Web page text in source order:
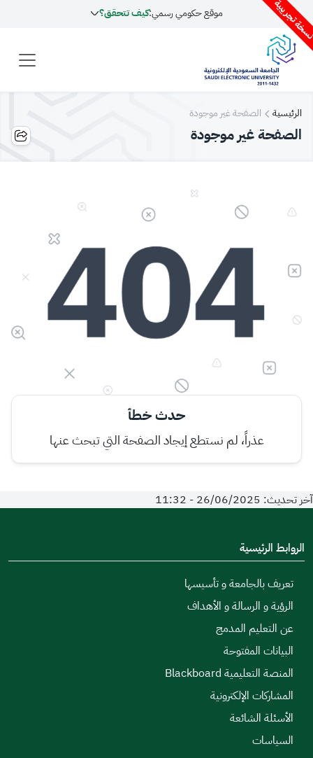
تجريبية موقع حكومي رسمي:كيف تتحقق؟
الرئيسية الصفحة غير موجودة
الصفحة غير موجودة
حدث خطأ
عذراً، لم نستطع إيجاد الصفحة التي تبحث عنها
آخر تحديث: 26/06/2025 - 11:32
الروابط الرئيسية
تعريف بالجامعة و تأسيسها
الرؤية و الرسالة و الأهداف
عن التعليم المدمج
البيانات المفتوحة
المنصة التعليمية Blackboard
المشاركات الإلكترونية
الأسئلة الشائعة
السياسات